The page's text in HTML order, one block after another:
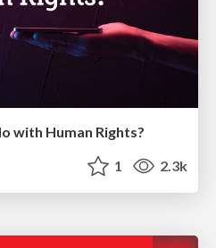
with Human Rights?
1 2.3k